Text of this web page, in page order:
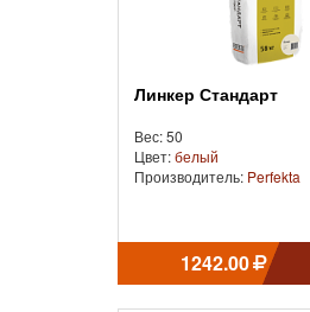
Линкер Стандарт
Вес: 50
Цвет:белый
Производитель: Perfekta
1242.00